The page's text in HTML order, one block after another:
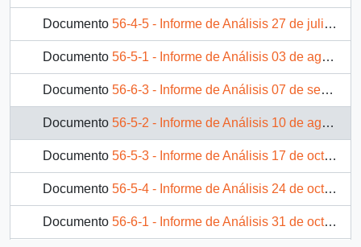
Documento 56-4-5 - Informe de Análisis 27 de julio de 1990
Documento 56-5-1 - Informe de Análisis 03 de agosto de 1990
Documento 56-6-3 - Informe de Análisis 07 de septiembre de 1990
Documento 56-5-2 - Informe de Análisis 10 de agosto de 1990
Documento 56-5-3 - Informe de Análisis 17 de octubre de 1990
Documento 56-5-4 - Informe de Análisis 24 de octubre de 1990
Documento 56-6-1 - Informe de Análisis 31 de octubre de 1990